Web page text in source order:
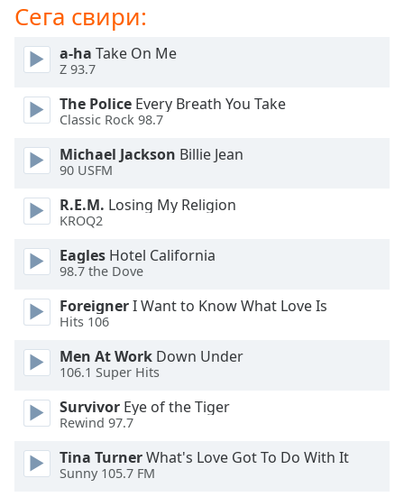
dialog
window.
cancel
close
window.
Color
Opacity
Color
Opacity
Сега свири:
a-ha Take On Me
Z 93.7
The Police Every Breath You Take
Classic Rock 98.7
Michael Jackson Billie Jean
90 USFM
R.E.M. Losing My Religion
KROQ2
Eagles Hotel California
98.7 the Dove
ForeignerI Want to Know What Love Is
Hits 106
Men At Work Down Under
106.1 Super Hits
Survivor Eye of the Tiger
Rewind 97.7
Tina TurnerWhat's Love Got To Do With It
Sunny 105.7 FM